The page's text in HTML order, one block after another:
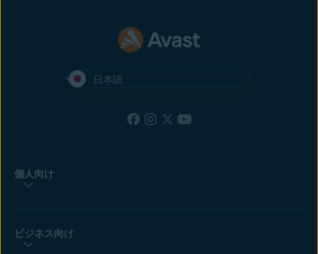
日本語
個人向け
ビジネス向け